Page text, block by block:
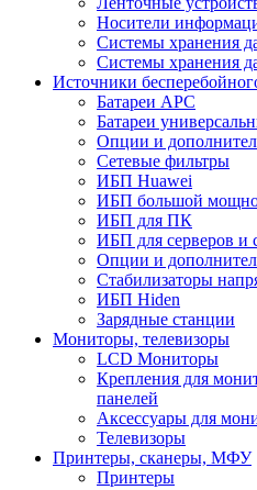
Носители
Системы хранения
Системы хранения
Источники
Батареи APC
Батареи
Опции и
Сетевые фильтры
ИБП Huawei
ИБП большой
ИБП для ПК
ИБП для серверов и
Опции и
Стабилизаторы
ИБП Hiden
Зарядные станции
Мониторы, телевизоры
LCD Мониторы
Крепления для
панелей
Аксессуары для
Телевизоры
Принтеры, сканеры, МФУ
Принтеры